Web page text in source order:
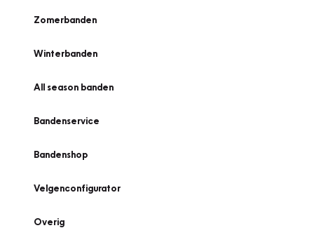
Zomerbanden
Winterbanden
All season banden
Bandenservice
Bandenshop
Velgenconfigurator
Overig